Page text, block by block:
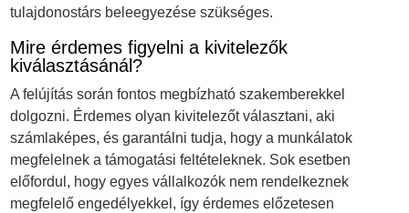
tulajdonostárs beleegyezése szükséges.
Mire érdemes figyelni a kivitelezők
kiválasztásánál?
A felújítás során fontos megbízható szakemberekkel
dolgozni. Érdemes olyan kivitelezőt választani, aki
számlaképes, és garantálni tudja, hogy a munkálatok
megfelelnek a támogatási feltételeknek. Sok esetben
előfordul, hogy egyes vállalkozók nem rendelkeznek
megfelelő engedélyekkel, így érdemes előzetesen